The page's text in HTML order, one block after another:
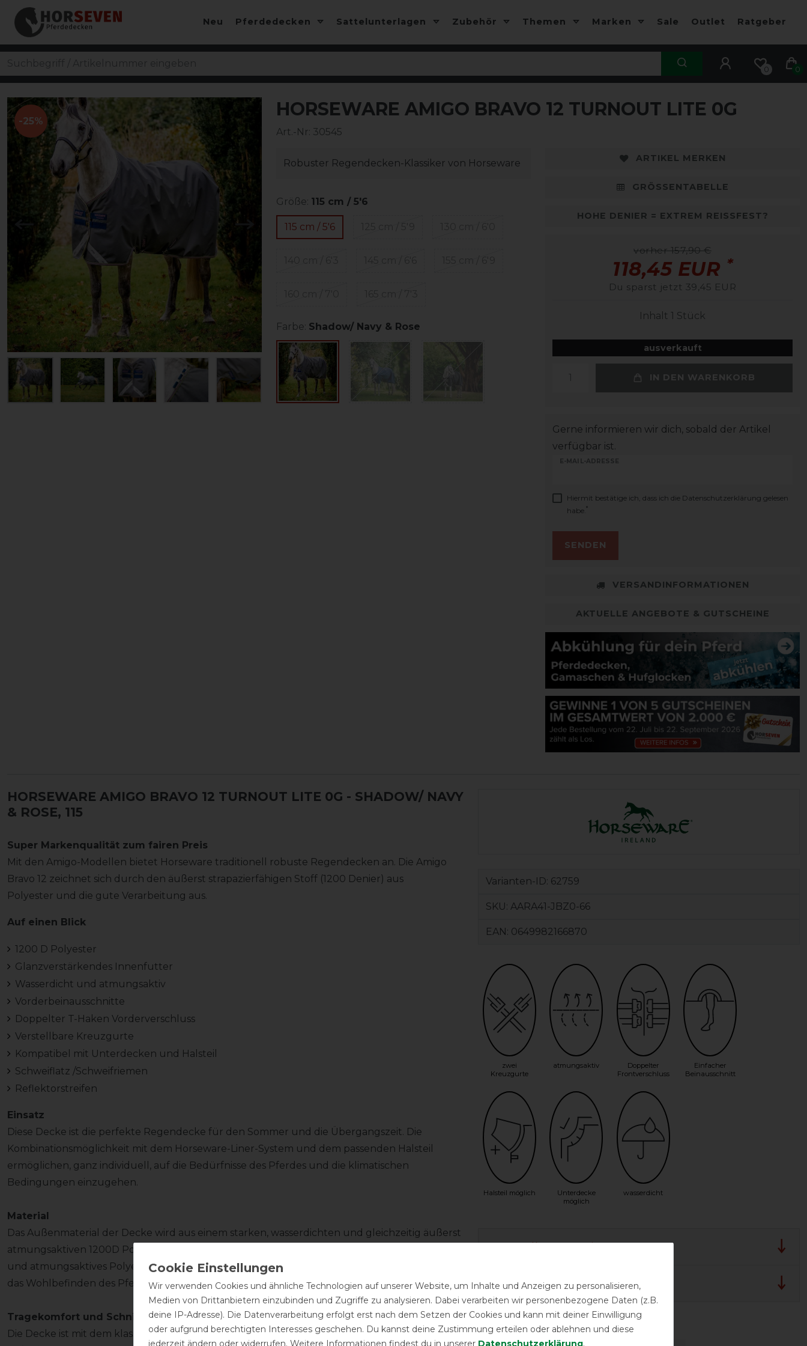
Neu Pferdedecken Sattelunterlagen Zubehör Themen Marken Sale Outlet Ratgeber
0 0
-25%
HORSEWARE AMIGO BRAVO 12 TURNOUT LITE 0G
Art.-Nr: 30545
Robuster Regendecken-Klassiker von Horseware
Größe: 115 cm / 5'6
115 cm / 5'6
Farbe: Shadow/ Navy & Rose
ARTIKEL MERKEN
GRÖSSENTABELLE
HOHE DENIER = EXTREM REISSFEST?
vorher 157,90 €
118,45 EUR *
Du sparst jetzt 39,45 EUR
Inhalt 1 Stück
ausverkauft
IN DEN WARENKORB
Gerne informieren wir dich, sobald der Artikel
verfügbar ist.
E-MAIL-ADRESSE
Hiermit bestätige ich, dass ich die Daten­schutz­erklärung gelesen
habe. *
SENDEN
VERSANDINFORMATIONEN
AKTUELLE ANGEBOTE & GUTSCHEINE
HORSEWARE AMIGO BRAVO 12 TURNOUT LITE 0G - SHADOW/ NAVY
& ROSE, 115
Super Markenqualität zum fairen Preis
Mit den Amigo-Modellen bietet Horseware traditionell robuste Regendecken an. Die Amigo
Bravo 12 zeichnet sich durch den äußerst strapazierfähigen Stoff (1200 Denier) aus
Polyester und die gute Verarbeitung aus.
Auf einen Blick
1200 D Polyester
Glanzverstärkendes Innenfutter
Wasserdicht und atmungsaktiv
Vorderbeinausschnitte
Doppelter T-Haken Vorderverschluss
Verstellbare Kreuzgurte
Kompatibel mit Unterdecken und Halsteil
Schweiflatz /Schweifriemen
Reflektorstreifen
Einsatz
Diese Decke ist die perfekte Regendecke für den Sommer und die Übergangszeit. Die
Kombinationsmöglichkeit mit dem Horseware-Liner-System und dem passenden Halsteil
ermöglichen, ganz individuell, auf die Bedürfnisse des Pferdes und die klimatischen
Bedingungen einzugehen.
Material
Das Außenmaterial der Decke wird aus einem starken, wasserdichten und gleichzeitig äußerst
atmungsaktiven 1200D Polyestergewebe gefertigt. Innen sorgt ein seidiges
und atmungsaktives Polyesterfutter, das dem Fell zusätzlich einen seidigen Glanz verleiht, für
das Wohlbefinden des Pferdes.
Tragekomfort und Schnitt
Die Decke ist mit dem klassischen Halsausschnitt ausgestattet, wurde ohne Rückennaht
Varianten-ID: 62759
SKU: AARA41-JBZ0-66
EAN: 0649982166870
zwei
Kreuzgurte
atmungsaktiv
Doppelter
Frontverschluss
Einfacher
Beinausschnitt
Halsteil möglich
Unterdecke
möglich
wasserdicht
Herstellergarantie
Wasch- und Pflegehinweis
Qualitätsstufen
Wir verwenden Cookies und ähnliche Technologien auf unserer Website, um Inhalte und Anzeigen zu personalisieren,
Medien von Drittanbietern einzubinden und Zugriffe zu analysieren. Dabei verarbeiten wir personenbezogene Daten (z.B.
deine IP-Adresse). Die Datenverarbeitung erfolgt erst nach dem Setzen der Cookies und kann mit deiner Einwilligung
oder aufgrund berechtigten Interesses geschehen. Du kannst deine Zustimmung erteilen oder ablehnen und diese
jederzeit ändern oder widerrufen. Weitere Informationen findest du in unserer Daten­schutz­erklärung.